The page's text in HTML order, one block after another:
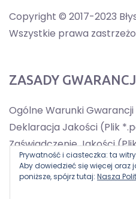
Copyright © 2017-2023
Wszystkie prawa
ZASADY
Ogólne Warunki Gwarancji
Deklaracja Jakości (Plik
Zaświadczenie Jakości
Prywatność i ciasteczka: ta
Aby dowiedzieć się więcej oraz
poniższe, spójrz tutaj: Nasza